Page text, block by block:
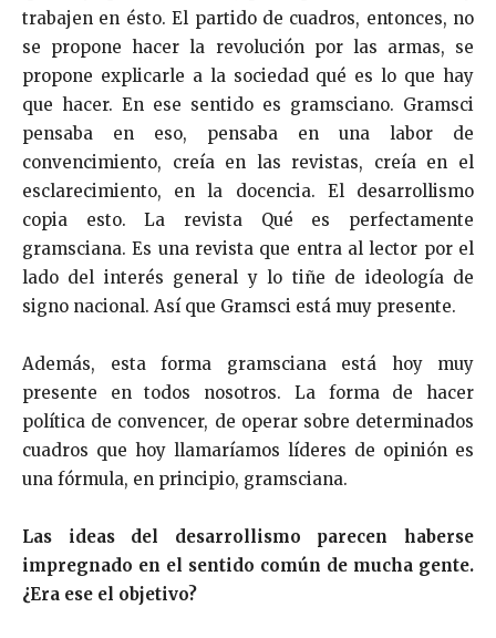
trabajen en ésto. El partido de cuadros, entonces, no
se propone hacer la revolución por las armas, se
propone explicarle a la sociedad qué es lo que hay
que hacer. En ese sentido es gramsciano. Gramsci
pensaba en eso, pensaba en una labor de
convencimiento, creía en las revistas, creía en el
esclarecimiento, en la docencia. El desarrollismo
copia esto. La revista Qué es perfectamente
gramsciana. Es una revista que entra al lector por el
lado del interés general y lo tiñe de ideología de
signo nacional. Así que Gramsci está muy presente.
Además, esta forma gramsciana está hoy muy
presente en todos nosotros. La forma de hacer
política de convencer, de operar sobre determinados
cuadros que hoy llamaríamos líderes de opinión es
una fórmula, en principio, gramsciana.
Las ideas del desarrollismo parecen haberse
impregnado en el sentido común de mucha gente.
¿Era ese el objetivo?